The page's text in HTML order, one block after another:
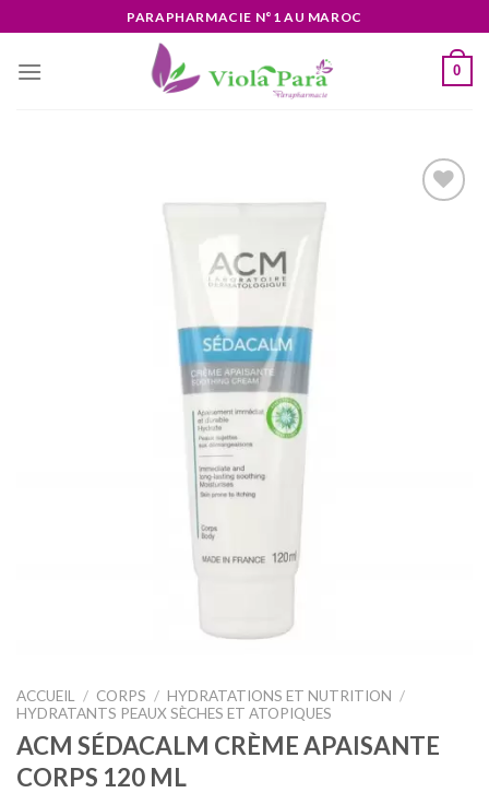
to
content
PARAPHARMACIE N°1 AU MAROC
0
ACCUEIL / CORPS / HYDRATATIONS ET NUTRITION /
HYDRATANTS PEAUX SÈCHES ET ATOPIQUES
ACM SÉDACALM CRÈME APAISANTE
CORPS 120 ML